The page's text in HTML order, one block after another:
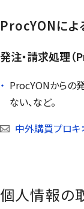
ProcYONに
発注・請求処理（
ProcYONからの
ない、など。
中外購買プロ
個人情報の